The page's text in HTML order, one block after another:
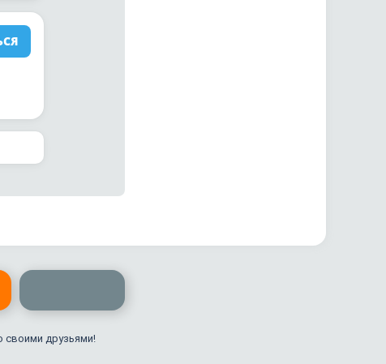
своими друзьями!